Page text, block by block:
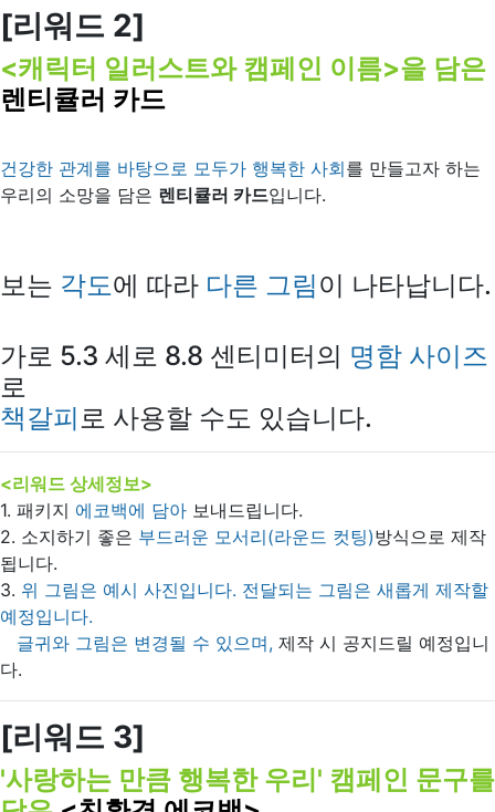
[리워드 2]
<캐릭터 일러스트와 캠페인 이름>을 담은
렌티큘러 카드
건강한 관계를 바탕으로 모두가 행복한 사회를 만들고자 하는
우리의 소망을 담은 렌티큘러 카드입니다.
보는 각도에 따라 다른 그림이 나타납니다.
가로 5.3 세로 8.8 센티미터의 명함 사이즈
로
책갈피로 사용할 수도 있습니다.
<리워드 상세정보>
1. 패키지 에코백에 담아 보내드립니다.
2. 소지하기 좋은 부드러운 모서리(라운드 컷팅)방식으로 제작
됩니다.
3. 위 그림은 예시 사진입니다. 전달되는 그림은 새롭게 제작할
예정입니다.
글귀와 그림은 변경될 수 있으며, 제작 시 공지드릴 예정입니
다.
[리워드 3]
'사랑하는 만큼 행복한 우리' 캠페인 문구를